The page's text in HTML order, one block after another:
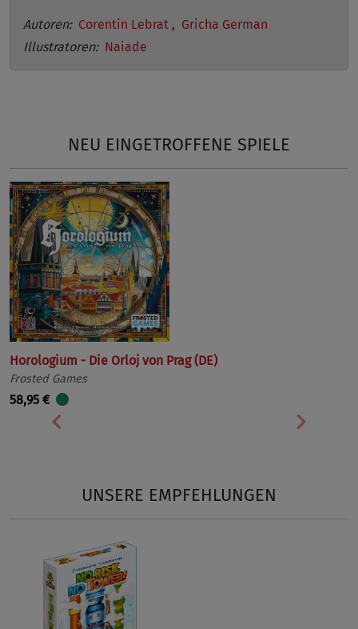
Autoren: Corentin Lebrat , Gricha German
Illustratoren: Naiade
NEU EINGETROFFENE SPIELE
Horologium - Die Orloj von Prag (DE)
Frosted Games
58,95 €
Vorherige
UNSERE EMPFEHLUNGEN